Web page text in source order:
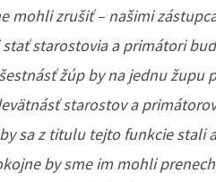
mohli zrušiť – našimi
starostovia a primátori
žúp by na jednu župu
starostov a
sa z titulu tejto funkcie stali
by sme im mohli